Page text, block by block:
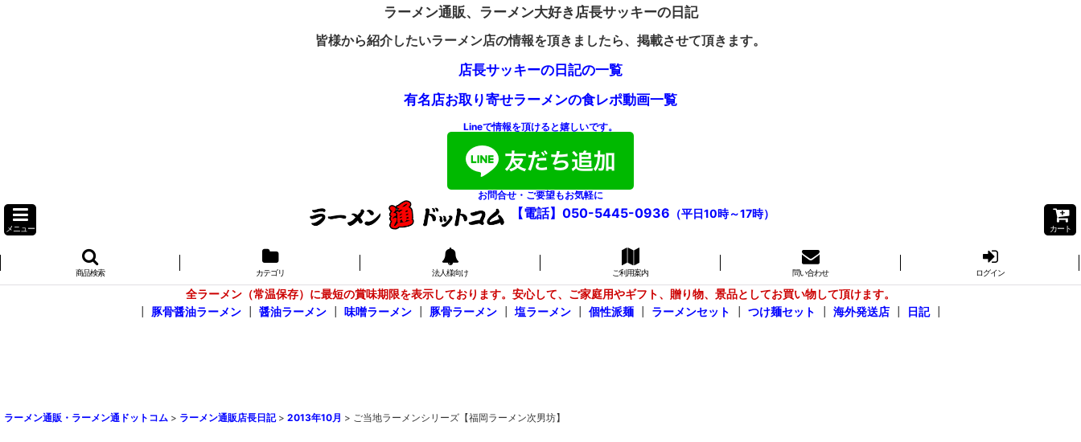
ラーメン通販、ラーメン大好き店長サッキーの日記
皆様から紹介したいラーメン店の情報を頂きましたら、掲載させて頂きます。
店長サッキーの日記の一覧
有名店お取り寄せラーメンの食レポ動画一覧
Lineで情報を頂けると嬉しいです。
お問合せ・ご要望もお気軽に
メニュー
【電話】050-5445-0936 （平日10時～17時）
カート
商品検索 カテゴリ 法人様向け ご利用案内 問い合わせ ログイン
全ラーメン（常温保存）に最短の賞味期限を表示しております。安心して、ご家庭用やギフト、贈り物、景品としてお買い物して頂けます。
豚骨醤油ラーメン 醤油ラーメン 味噌ラーメン 豚骨ラーメン 塩ラーメン 個性派麺 ラーメンセット つけ麺セット 海外発送店 日記┃
ラーメン通販・ラーメン通ドットコム > ラーメン通販店長日記 > 2013年10月 > ご当地ラーメンシリーズ【福岡ラーメン次男坊】